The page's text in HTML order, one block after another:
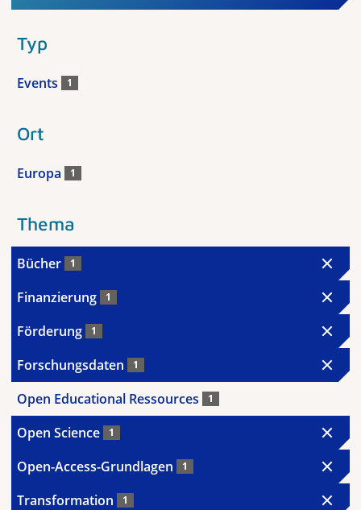
Typ
Events 1
Ort
Europa 1
Thema
Bücher 1
Finanzierung 1
Förderung 1
Forschungsdaten 1
Open Educational Ressources 1
Open Science 1
Open-Access-Grundlagen 1
Transformation 1